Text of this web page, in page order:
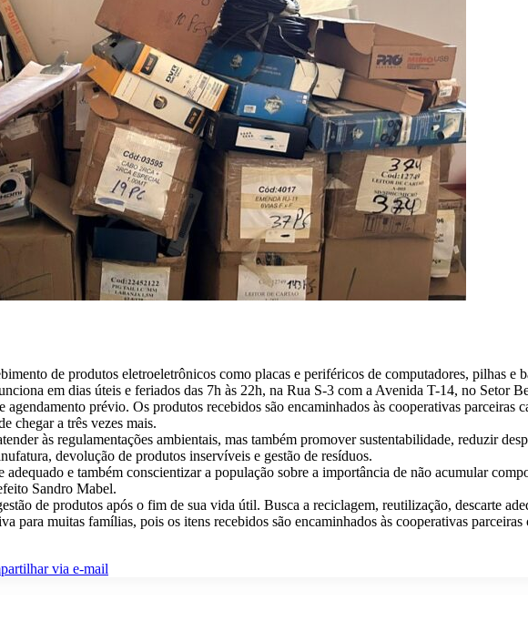
de produtos eletroeletrônicos como placas e periféricos de computadores, pilhas e
em dias úteis e feriados das 7h às 22h, na Rua S-3 com a Avenida T-14, no Setor
prévio. Os produtos recebidos são encaminhados às cooperativas parceiras
chegar a três vezes mais.
às regulamentações ambientais, mas também promover sustentabilidade, reduzir
devolução de produtos inservíveis e gestão de resíduos.
e também conscientizar a população sobre a importância de não acumular
Sandro Mabel.
de produtos após o fim de sua vida útil. Busca a reciclagem, reutilização, descarte
para muitas famílias, pois os itens recebidos são encaminhados às cooperativas parceiras
via e-mail